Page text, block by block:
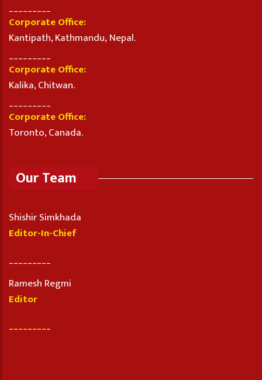
Corporate Office:
Kantipath, Kathmandu, Nepal.
Corporate Office:
Kalika, Chitwan.
Corporate Office:
Toronto, Canada.
Our Team
Shishir Simkhada
Editor-In-Chief
Ramesh Regmi
Editor
_________